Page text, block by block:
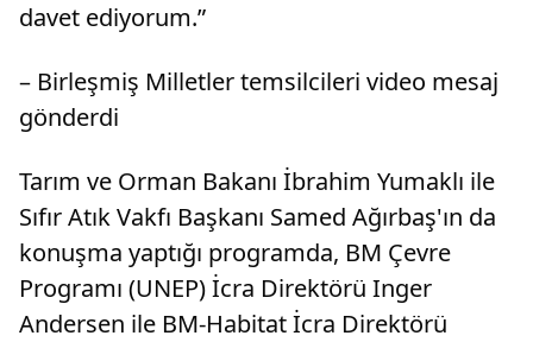
davet ediyorum.”
– Birleşmiş Milletler temsilcileri video mesaj
gönderdi
Tarım ve Orman Bakanı İbrahim Yumaklı ile
Sıfır Atık Vakfı Başkanı Samed Ağırbaş'ın da
konuşma yaptığı programda, BM Çevre
Programı (UNEP) İcra Direktörü Inger
Andersen ile BM-Habitat İcra Direktörü